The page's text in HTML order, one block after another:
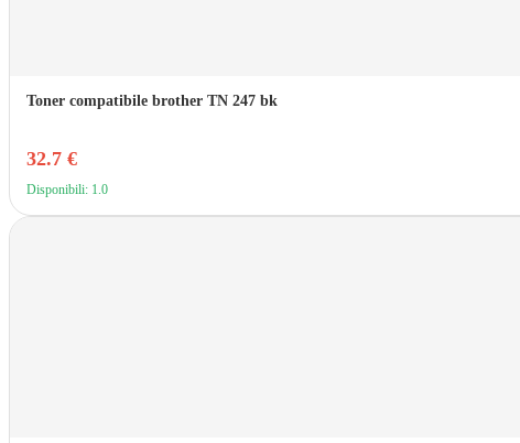
Toner compatibile brother TN 247 bk
32.7 €
Disponibili: 1.0